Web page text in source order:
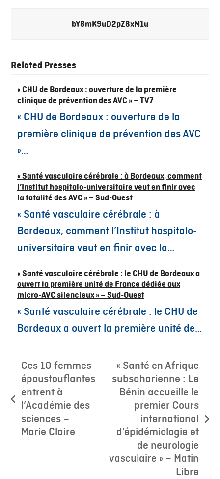
bY8mK9uD2pZ8xM1u
Related Presses
« CHU de Bordeaux : ouverture de la première
clinique de prévention des AVC » – TV7
« CHU de Bordeaux : ouverture de la
première clinique de prévention des AVC
»…
« Santé vasculaire cérébrale : à Bordeaux, comment
l’Institut hospitalo-universitaire veut en finir avec
la fatalité des AVC » – Sud-Ouest
« Santé vasculaire cérébrale : à
Bordeaux, comment l’Institut hospitalo-
universitaire veut en finir avec la…
« Santé vasculaire cérébrale : le CHU de Bordeaux a
ouvert la première unité de France dédiée aux
micro-AVC silencieux » – Sud-Ouest
« Santé vasculaire cérébrale : le CHU de
Bordeaux a ouvert la première unité de…
previous
post:
Ces 10 femmes
époustouflantes
entrent à
l’Académie des
sciences –
Marie Claire
next
post:
« Santé en Afrique
subsaharienne : Le
Bénin accueille le
premier Cours
international
d’épidémiologie et
de neurologie
vasculaire » – Matin
Libre